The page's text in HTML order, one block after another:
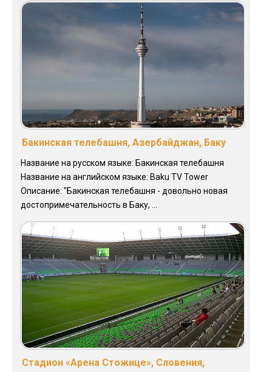
Бакинская телебашня, Азербайджан, Баку
Название на русском языке: Бакинская телебашня
Название на английском языке: Baku TV Tower
Описание: "Бакинская телебашня - довольно новая
достопримечательность в Баку, ...
Стадион «Арена Стожице», Словения,